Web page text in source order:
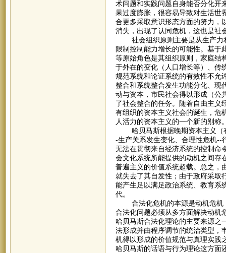
术问题和实践问题自身能否分化开
果过度膨胀，很容易导致对生活世
合更多采取意识形态方面的努力，
消失，出现了认同危机，这也是社
社会组织原则主要是从生产力和
限制控制能力增长的可能性。基于
等原始角色是其组织原则，家庭结
于外在的变化（人口增长等）、传
规范系统和论证系统的有效性不允
整合和系统整合发生功能分化、现
动与资本，市民社会得以形成（公
了社会整合的任务。随着自由主义
有组织的资本主义社会的诞生，危
人活力的资本主义的一个新的别称
哈贝马斯根据晚期资本主义（有
-生产关系发生变化、合理性危机--
无法在贯彻来自经济系统的控制命
会文化系统所能提供的动机之间存
普遍主义的价值系统超载。总之，
就失去了其自发性；由于政府采取
能产生足以满足政治系统、教育系
代。
合法化危机的本源是动机危机，
合法化问题必须从多方面解决动机
哈贝马斯合法化理论的主要来源之
法形成并由程序调节的统治类型，
机得以形成的价值规范与真理实践
哈贝马斯的话语与行为理论这方面